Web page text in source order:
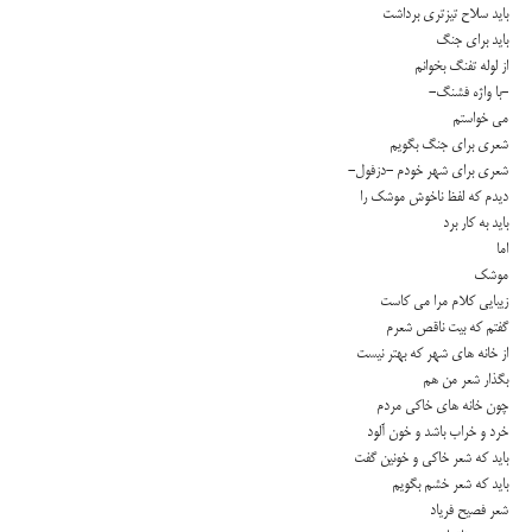
باید سلاح تیزترى برداشت
باید براى جنگ
از لوله تفنگ بخوانم
-با واژه فشنگ-
مى خواستم
شعرى براى جنگ بگویم
شعرى براى شهر خودم -دزفول-
دیدم كه لفظ ناخوش موشك را
باید به كار برد
اما
موشك
زیبایى كلام مرا مى كاست
گفتم كه بیت ناقص شعرم
از خانه هاى شهر كه بهتر نیست
بگذار شعر من هم
چون خانه هاى خاكى مردم
خرد و خراب باشد و خون آلود
باید كه شعر خاكى و خونین گفت
باید كه شعر خشم بگویم
شعر فصیح فریاد